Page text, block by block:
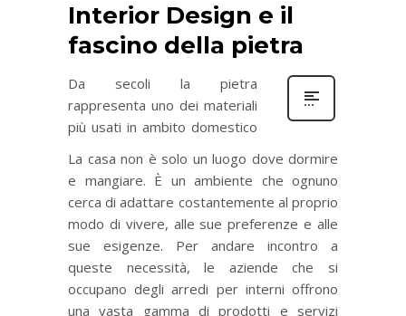
Interior Design e il
fascino della pietra
Da secoli la pietra
rappresenta uno dei materiali
più usati in ambito domestico
La casa non è solo un luogo dove dormire
e mangiare. È un ambiente che ognuno
cerca di adattare costantemente al proprio
modo di vivere, alle sue preferenze e alle
sue esigenze. Per andare incontro a
queste necessità, le aziende che si
occupano degli arredi per interni offrono
una vasta gamma di prodotti e servizi